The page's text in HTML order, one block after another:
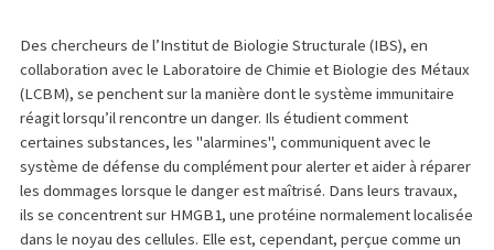
Des chercheurs de l’Institut de Biologie Structurale (IBS), en
collaboration avec le Laboratoire de Chimie et Biologie des Métaux
(LCBM), se penchent sur la manière dont le système immunitaire
réagit lorsqu’il rencontre un danger. Ils étudient comment
certaines substances, les "alarmines", communiquent avec le
système de défense du complément pour alerter et aider à réparer
les dommages lorsque le danger est maîtrisé. Dans leurs travaux,
ils se concentrent sur HMGB1, une protéine normalement localisée
dans le noyau des cellules. Elle est, cependant, perçue comme un